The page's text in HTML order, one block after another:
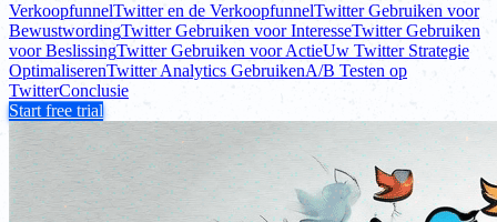
VerkoopfunnelTwitter en de VerkoopfunnelTwitter Gebruiken voor
BewustwordingTwitter Gebruiken voor InteresseTwitter Gebruiken
voor BeslissingTwitter Gebruiken voor ActieUw Twitter Strategie
OptimaliserenTwitter Analytics GebruikenA/B Testen op
TwitterConclusie
Start free trial